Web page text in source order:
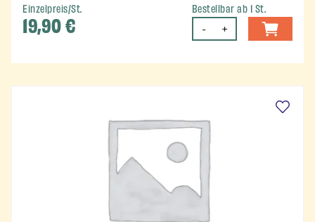
Einzelpreis/St.
19,90€
Bestellbar ab 1 St.
- +